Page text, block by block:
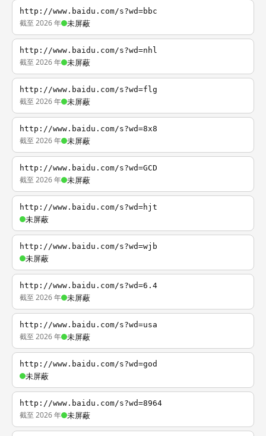
http://www.baidu.com/s?wd=bbc
截至 2026 年 未屏蔽
http://www.baidu.com/s?wd=nhl
截至 2026 年 未屏蔽
http://www.baidu.com/s?wd=flg
截至 2026 年 未屏蔽
http://www.baidu.com/s?wd=8x8
截至 2026 年 未屏蔽
http://www.baidu.com/s?wd=GCD
截至 2026 年 未屏蔽
http://www.baidu.com/s?wd=hjt
未屏蔽
http://www.baidu.com/s?wd=wjb
未屏蔽
http://www.baidu.com/s?wd=6.4
截至 2026 年 未屏蔽
http://www.baidu.com/s?wd=usa
截至 2026 年 未屏蔽
http://www.baidu.com/s?wd=god
未屏蔽
http://www.baidu.com/s?wd=8964
截至 2026 年 未屏蔽